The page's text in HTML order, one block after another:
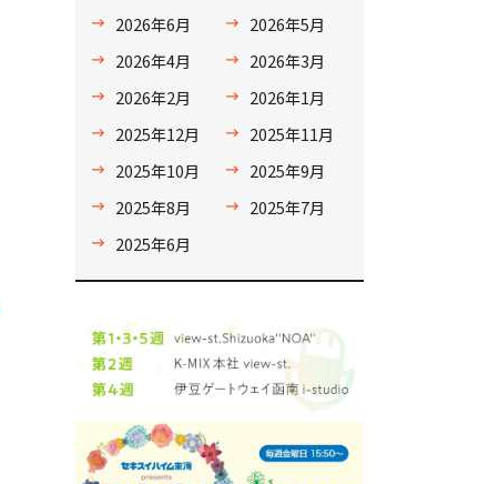
2026年6月
2026年5月
2026年4月
2026年3月
2026年2月
2026年1月
2025年12月
2025年11月
2025年10月
2025年9月
2025年8月
2025年7月
2025年6月